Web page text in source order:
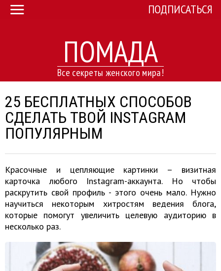
ПОМАДА
Все секреты женского мира!
ПОДПИСАТЬСЯ
25 БЕСПЛАТНЫХ СПОСОБОВ
СДЕЛАТЬ ТВОЙ INSTAGRAM
ПОПУЛЯРНЫМ
Красочные и цепляющие картинки – визитная
карточка любого Instagram-аккаунта. Но чтобы
раскрутить свой профиль - этого очень мало. Нужно
научиться некоторым хитростям ведения блога,
которые помогут увеличить целевую аудиторию в
несколько раз.